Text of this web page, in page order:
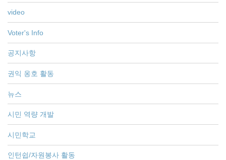
video
Voter's Info
공지사항
권익 옹호 활동
뉴스
시민 역량 개발
시민학교
인턴쉽/자원봉사 활동